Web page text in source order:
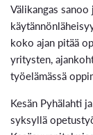
Välikangas
koko ajan pitää
yritysten,
työelämässä
Kesän Pyhälahti
syksyllä